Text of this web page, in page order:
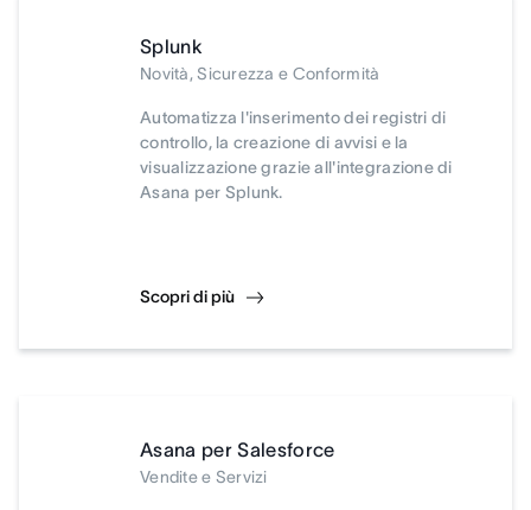
Splunk
Novità, Sicurezza e Conformità
Automatizza l'inserimento dei registri di
controllo, la creazione di avvisi e la
visualizzazione grazie all'integrazione di
Asana per Splunk.
Scopri di più
Asana per Salesforce
Vendite e Servizi